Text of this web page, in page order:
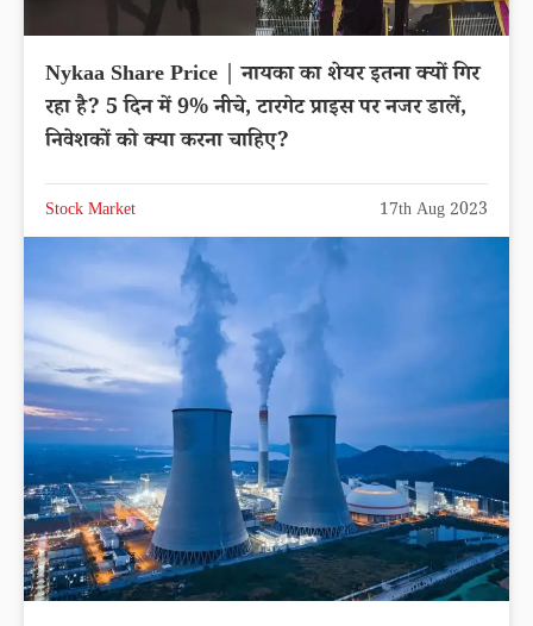
Nykaa Share Price | नायका का शेयर इतना क्यों गिर
रहा है? 5 दिन में 9% नीचे, टारगेट प्राइस पर नजर डालें,
निवेशकों को क्या करना चाहिए?
Stock Market 17th Aug 2023